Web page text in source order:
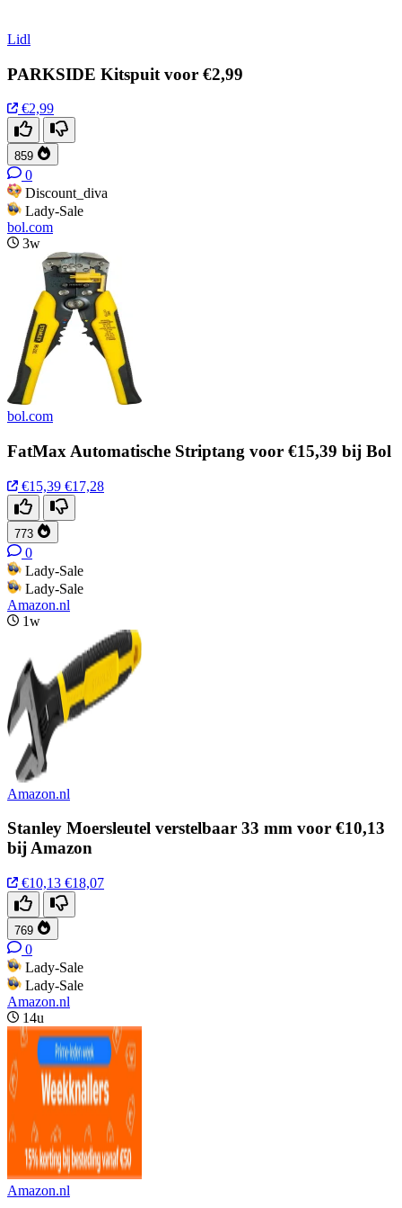
Lidl
PARKSIDE Kitspuit voor €2,99
€2,99
859
0
Discount_diva
Lady-Sale
bol.com
3w
bol.com
FatMax Automatische Striptang voor €15,39 bij Bol
€15,39 €17,28
773
0
Lady-Sale
Lady-Sale
Amazon.nl
1w
Amazon.nl
Stanley Moersleutel verstelbaar 33 mm voor €10,13
bij Amazon
€10,13 €18,07
769
0
Lady-Sale
Lady-Sale
Amazon.nl
14u
Amazon.nl